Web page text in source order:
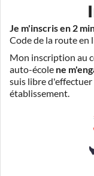
Je m'inscris en 2
Code de la route en
Mon inscription au
auto-école ne
suis libre
établissement.